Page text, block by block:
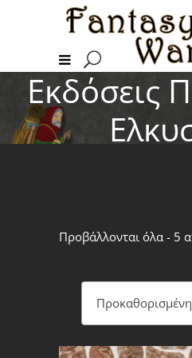
Εκδόσεις
Προβάλλονται όλα - 5